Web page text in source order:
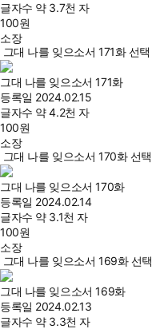
글자수 약 3.7천 자
100원
소장
그대 나를 잊으소서 171화 선택
그대 나를 잊으소서 171화
등록일 2024.02.15
글자수 약 4.2천 자
100원
소장
그대 나를 잊으소서 170화 선택
그대 나를 잊으소서 170화
등록일 2024.02.14
글자수 약 3.1천 자
100원
소장
그대 나를 잊으소서 169화 선택
그대 나를 잊으소서 169화
등록일 2024.02.13
글자수 약 3.3천 자